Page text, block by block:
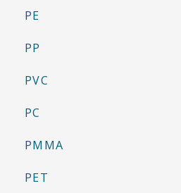
PE
PP
PVC
PC
PMMA
PET